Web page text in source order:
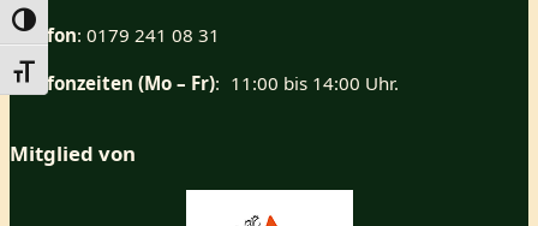
Umschalten auf hohe Kontraste
Schrift vergrößern
Telefon: 0179 241 08 31
Telefonzeiten (Mo – Fr): 11:00 bis 14:00 Uhr.
Mitglied von